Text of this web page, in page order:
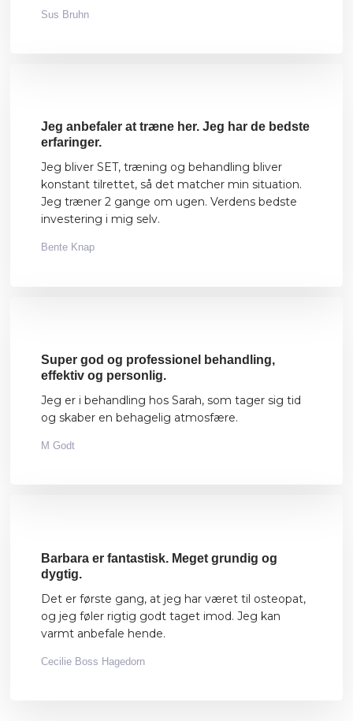
Sus Bruhn
​Jeg anbefaler at træne her. Jeg har de bedste
erfaringer.
Jeg bliver SET, træning og behandling bliver
konstant tilrettet, så det matcher min situation.
Jeg træner 2 gange om ugen. Verdens bedste
investering i mig selv.
Bente Knap
Super god og professionel behandling,
effektiv og personlig.
Jeg er i behandling hos Sarah, som tager sig tid
og skaber en behagelig atmosfære.
M Godt
Barbara er fantastisk. Meget grundig og
dygtig.
Det er første gang, at jeg har været til osteopat,
og jeg føler rigtig godt taget imod. Jeg kan
varmt anbefale hende.
Cecilie Boss Hagedorn